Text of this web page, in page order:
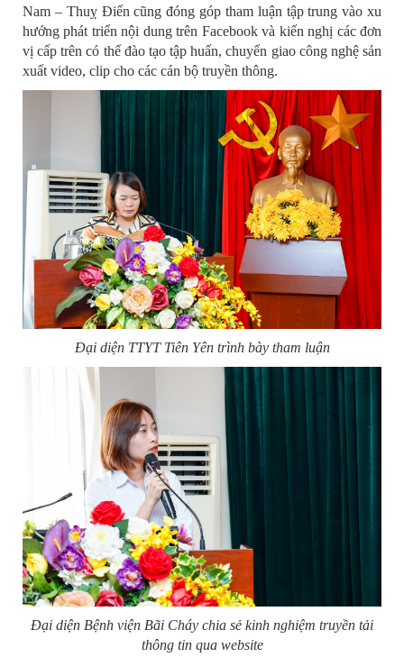
Nam – Thuỵ Điển cũng đóng góp tham luận tập trung vào xu
hướng phát triển nội dung trên Facebook và kiến nghị các đơn
vị cấp trên có thể đào tạo tập huấn, chuyển giao công nghệ sản
xuất video, clip cho các cán bộ truyền thông.
Đại diện TTYT Tiên Yên trình bày tham luận
Đại diện Bệnh viện Bãi Cháy chia sẻ kinh nghiệm truyền tải
thông tin qua website